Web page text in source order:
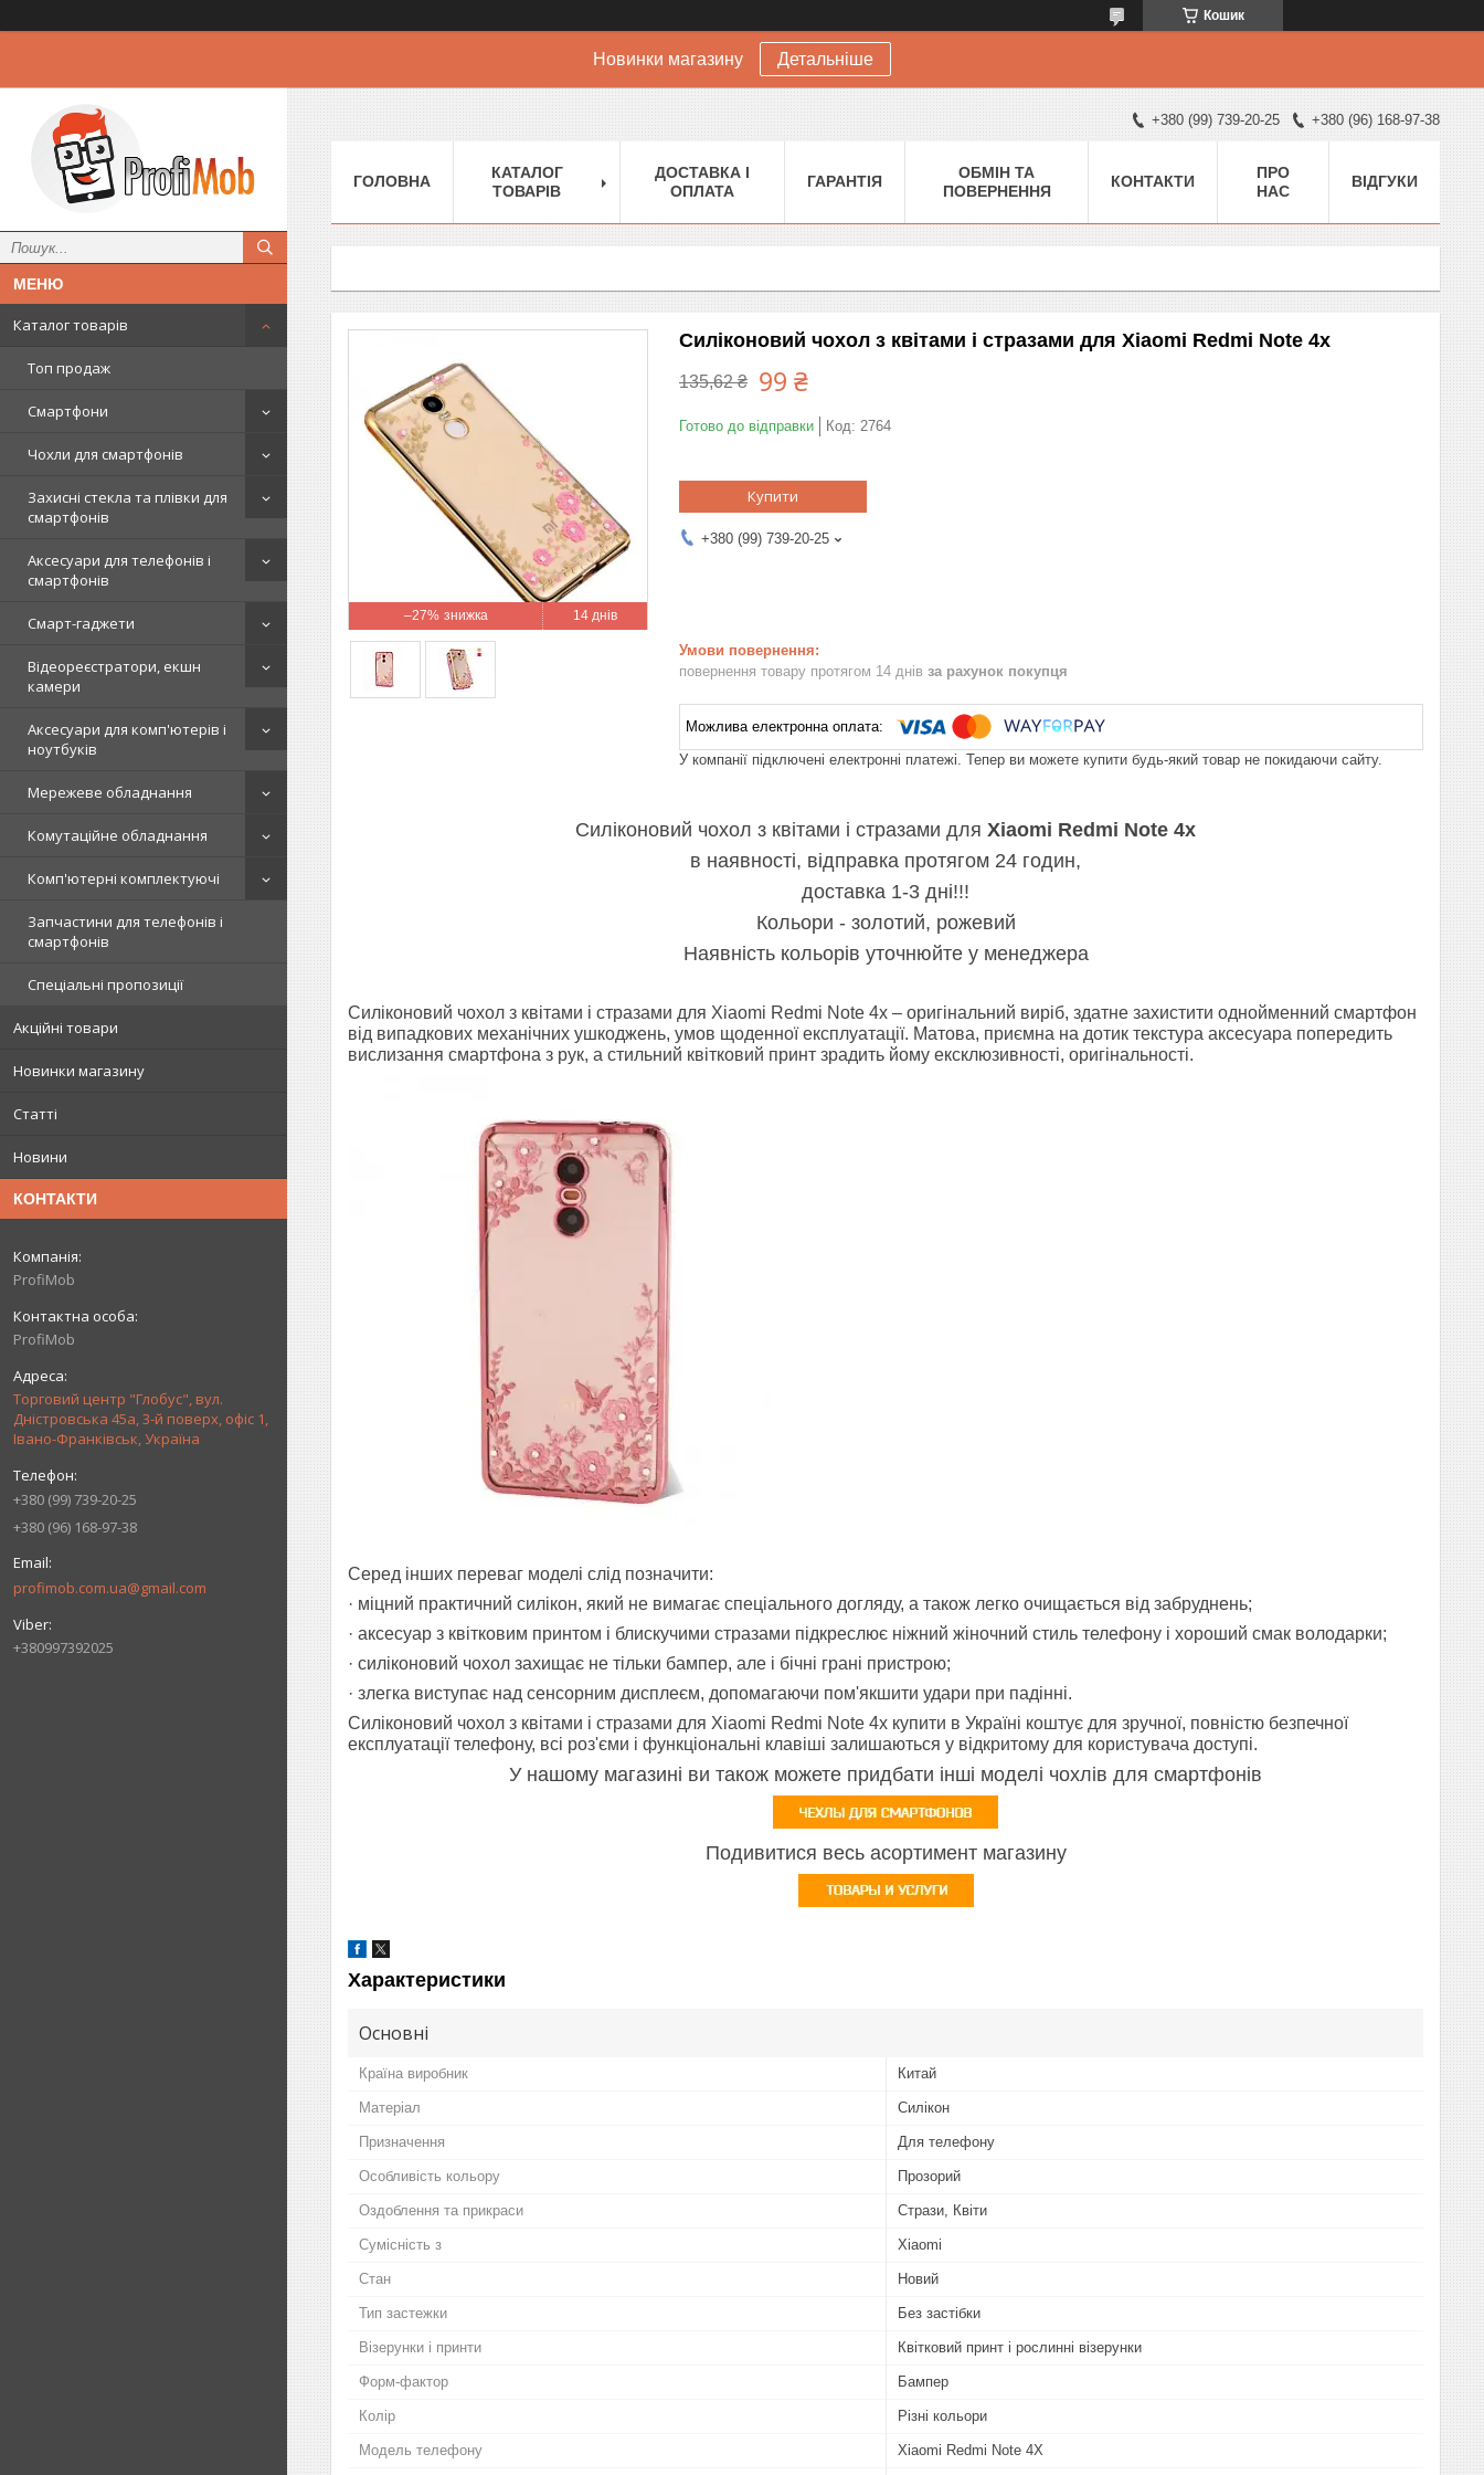
Кошик
Новинки магазину Детальніше
Каталог товарів
Топ продаж
Смартфони
Чохли для смартфонів
Захисні стекла та плівки для
смартфонів
Аксесуари для телефонів і
смартфонів
Смарт-гаджети
Відеореєстратори, екшн
камери
Аксесуари для комп'ютерів і
ноутбуків
Мережеве обладнання
Комутаційне обладнання
Комп'ютерні комплектуючі
Запчастини для телефонів і
смартфонів
Спеціальні пропозиції
Акційні товари
Новинки магазину
Статті
Новини
КОНТАКТИ
ProfiMob
ProfiMob
Торговий центр "Глобус", вул.
Дністровська 45а, 3-й поверх, офіс 1,
Івано-Франківськ, Україна
+380 (99) 739-20-25
+380 (96) 168-97-38
profimob.com.ua@gmail.com
+380997392025
+380 (99) 739-20-25 +380 (96) 168-97-38
ГОЛОВНА
КАТАЛОГ
ТОВАРІВ
ДОСТАВКА І
ОПЛАТА
ГАРАНТІЯ
ОБМІН ТА
ПОВЕРНЕННЯ
КОНТАКТИ
ПРО
НАС
ВІДГУКИ
–27% 14 днів
Силіконовий чохол з квітами і стразами для Xiaomi Redmi Note 4x
135,62 ₴ 99 ₴
Готово до відправки Код: 2764
Купити
+380 (99) 739-20-25
повернення товару протягом 14 днів за рахунок покупця
У компанії підключені електронні платежі. Тепер ви можете купити будь-який товар не покидаючи сайту.
Силіконовий чохол з квітами і стразами для Xiaomi Redmi Note 4x
в наявності, відправка протягом 24 годин,
доставка 1-3 дні!!!
Кольори - золотий, рожевий
Наявність кольорів уточнюйте у менеджера
Силіконовий чохол з квітами і стразами для Xiaomi Redmi Note 4x – оригінальний виріб, здатне захистити однойменний смартфон
від випадкових механічних ушкоджень, умов щоденної експлуатації. Матова, приємна на дотик текстура аксесуара попередить
вислизання смартфона з рук, а стильний квітковий принт зрадить йому ексклюзивності, оригінальності.
Серед інших переваг моделі слід позначити:
· міцний практичний силікон, який не вимагає спеціального догляду, а також легко очищається від забруднень;
· аксесуар з квітковим принтом і блискучими стразами підкреслює ніжний жіночний стиль телефону і хороший смак володарки;
· силіконовий чохол захищає не тільки бампер, але і бічні грані пристрою;
· злегка виступає над сенсорним дисплеєм, допомагаючи пом'якшити удари при падінні.
Силіконовий чохол з квітами і стразами для Xiaomi Redmi Note 4x купити в Україні коштує для зручної, повністю безпечної
експлуатації телефону, всі роз'єми і функціональні клавіші залишаються у відкритому для користувача доступі.
У нашому магазині ви також можете придбати інші моделі чохлів для смартфонів
Подивитися весь асортимент магазину
Характеристики
Основні
Країна виробник Китай
Матеріал Силікон
Призначення Для телефону
Особливість кольору Прозорий
Оздоблення та прикраси Стрази, Квіти
Сумісність з Xiaomi
Стан Новий
Тип застежки Без застібки
Візерунки і принти Квітковий принт і рослинні візерунки
Форм-фактор Бампер
Колір Різні кольори
Модель телефону Xiaomi Redmi Note 4X